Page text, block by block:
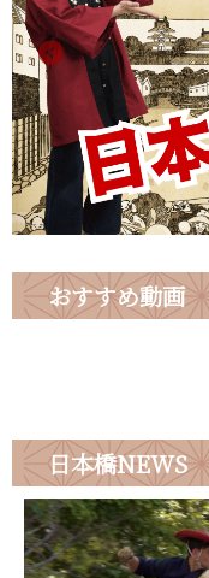
おすすめ動画
日本橋NEWS